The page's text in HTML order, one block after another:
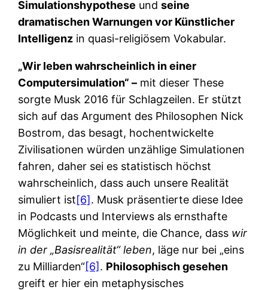
Simulationshypothese undseine
dramatischen Warnungen vor Künstlicher
Intelligenz in quasi-religiösem Vokabular.
„Wir leben wahrscheinlich in einer
Computersimulation“ – mit dieser These
sorgte Musk 2016 für Schlagzeilen. Er stützt
sich auf das Argument des Philosophen Nick
Bostrom, das besagt, hochentwickelte
Zivilisationen würden unzählige Simulationen
fahren, daher sei es statistisch höchst
wahrscheinlich, dass auch unsere Realität
simuliert ist[6]. Musk präsentierte diese Idee
in Podcasts und Interviews als ernsthafte
Möglichkeit und meinte, die Chance, dass wir
in der „Basisrealität“ leben, läge nur bei „eins
zu Milliarden“[6]. Philosophisch gesehen
greift er hier ein metaphysisches